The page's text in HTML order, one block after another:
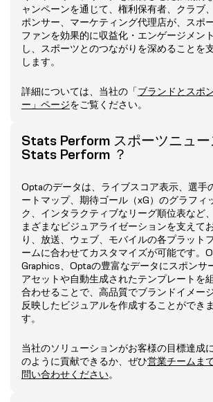
ャンペーンを通じて、権利保有者、クラブ
ポンサー、マーケティング代理店が、スポ
ファンを効果的に収益化・エンゲージメント
し、スポーツとのつながりを深めることを
します。
詳細については、当社の「ブランドとスポ
ー」ページをご覧ください。
Stats Perform スポーツニュー
Stats Perform ？
Optaのデータは、ライブスコア表示、選手
ートマップ、期待ゴール（xG）のグラフィ
ク、インタラクティブなリーグ順位表など
まざまなビジュアライゼーションを支えて
り、放送、ウェブ、モバイルの各プラット
ームに合わせてカスタマイズが可能です。
Graphics、Optaの豊富なデータにスポンサ
アセットや自動生成されたテンプレートを
合わせることで、高品質でブランドイメー
反映したビジュアルを作成することができま
す。
当社のソリューションがお客様の目標達成
のように貢献できるか、ぜひ営業チームま
問い合わせください。